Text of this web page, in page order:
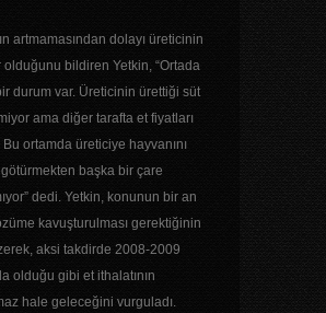
artmamasından dolayı üreticinin
olduğunu bildiren Yetkin, “Ortada
durum var. Üreticinin ürettiği süt
ama diğer tarafta et fiyatları
ortamda üreticiye hayvanını
başka bir çare
dedi. Yetkin, konunun bir an
kavuşturulması gerektiğinin
aksi takdirde 2008-2009
olduğu gibi et ithalatının
hale geleceğini vurguladı.